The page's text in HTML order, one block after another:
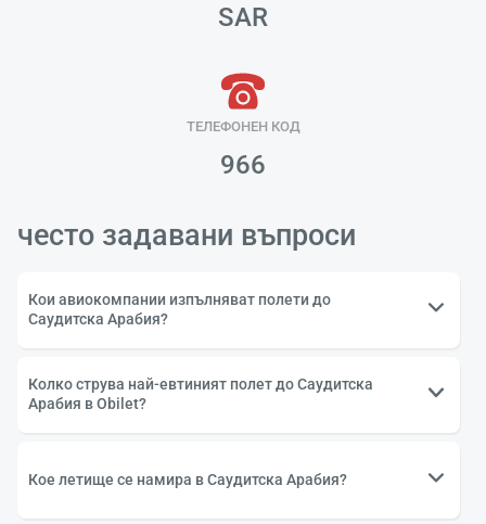
SAR
ТЕЛЕФОНЕН КОД
966
често задавани въпроси
Кои авиокомпании изпълняват полети до
Саудитска Арабия?
Колко струва най-евтиният полет до Саудитска
Арабия в Obilet?
Кое летище се намира в Саудитска Арабия?